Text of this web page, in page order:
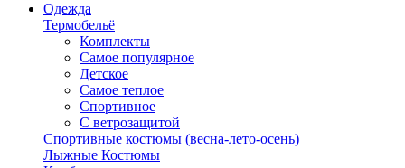
Одежда
Термобельё
Комплекты
Самое популярное
Детское
Самое теплое
Спортивное
С ветрозащитой
Спортивные костюмы (весна-лето-осень)
Лыжные Костюмы